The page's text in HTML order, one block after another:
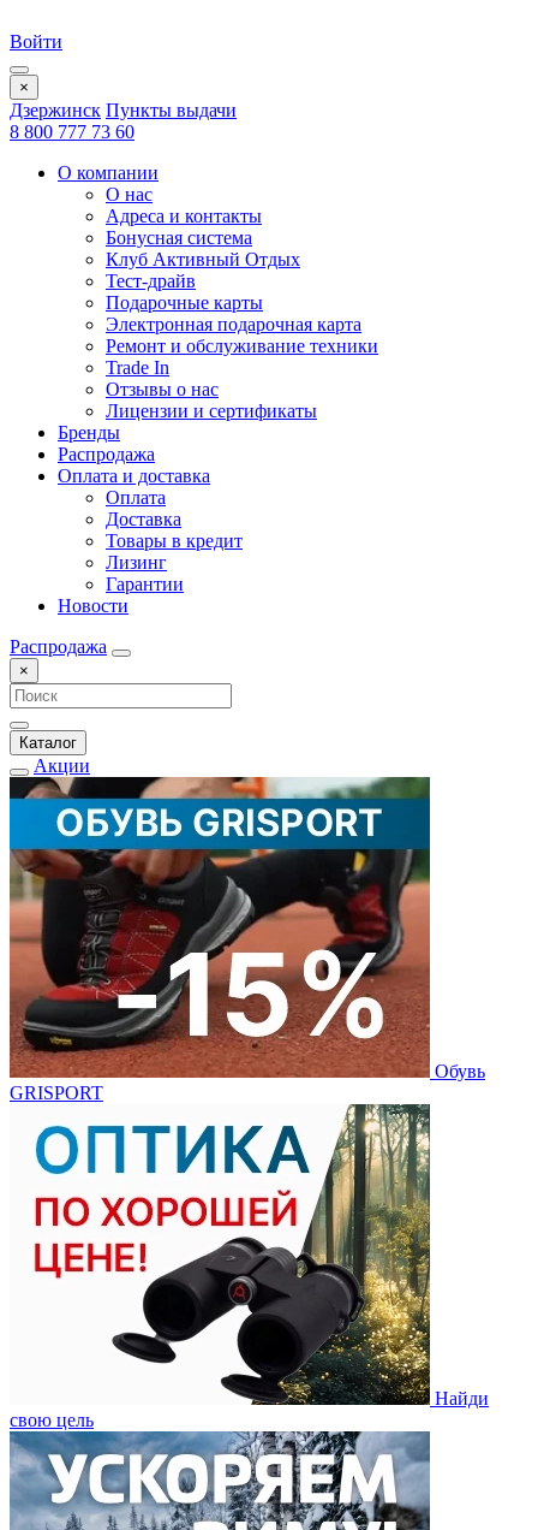
Войти
×
Дзержинск Пункты выдачи
8 800 777 73 60
О компании
О нас
Адреса и контакты
Бонусная система
Клуб Активный Отдых
Тест-драйв
Подарочные карты
Электронная подарочная карта
Ремонт и обслуживание техники
Trade In
Отзывы о нас
Лицензии и сертификаты
Бренды
Распродажа
Оплата и доставка
Оплата
Доставка
Товары в кредит
Лизинг
Гарантии
Новости
Распродажа
×
Каталог
Акции
Обувь
GRISPORT
Найди
свою цель